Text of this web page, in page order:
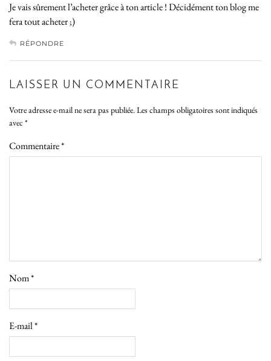
Je vais sûrement l’acheter grâce à ton article ! Décidément ton blog me
fera tout acheter ;)
RÉPONDRE
LAISSER UN COMMENTAIRE
Votre adresse e-mail ne sera pas publiée.Les champs obligatoires sont indiqués
avec *
Commentaire*
Nom*
E-mail*